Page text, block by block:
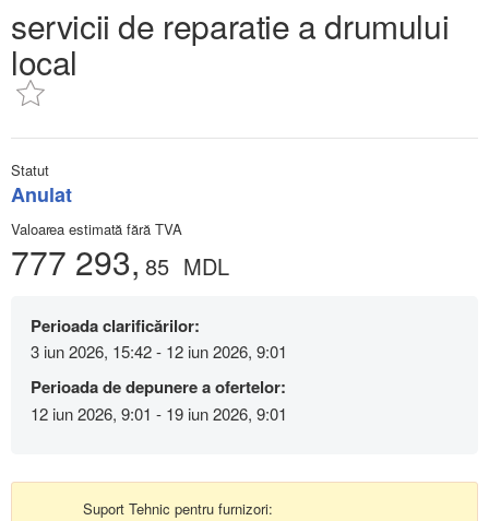
servicii de reparatie a drumului
local
Statut
Anulat
Valoarea estimată fără TVA
777 293, 85 MDL
Perioada clarificărilor:
3 iun 2026, 15:42 - 12 iun 2026, 9:01
Perioada de depunere a ofertelor:
12 iun 2026, 9:01 - 19 iun 2026, 9:01
Suport Tehnic pentru furnizori: